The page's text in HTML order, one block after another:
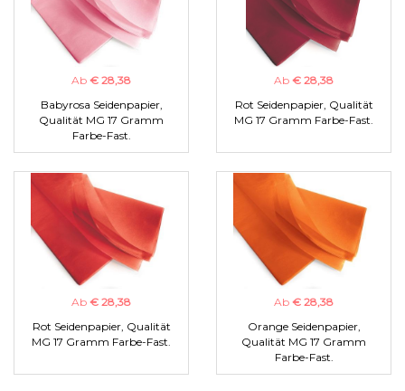
Ab € 28,38
Babyrosa Seidenpapier,
Qualität MG 17 Gramm
Farbe-Fast.
Ab € 28,38
Rot Seidenpapier, Qualität
MG 17 Gramm Farbe-Fast.
Ab € 28,38
Rot Seidenpapier, Qualität
MG 17 Gramm Farbe-Fast.
Ab € 28,38
Orange Seidenpapier,
Qualität MG 17 Gramm
Farbe-Fast.